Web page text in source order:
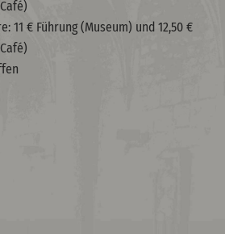
11 € Führung (Museum) und 12,50 €